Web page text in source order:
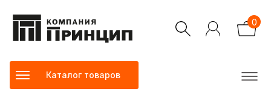
0
Каталог товаров